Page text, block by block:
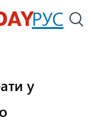
РУС
у